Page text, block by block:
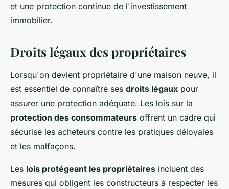
et une protection continue de l'investissement
immobilier.
Droits légaux des propriétaires
Lorsqu'on devient propriétaire d'une maison neuve, il
est essentiel de connaître ses droits légaux pour
assurer une protection adéquate. Les lois sur la
protection des consommateurs offrent un cadre qui
sécurise les acheteurs contre les pratiques déloyales
et les malfaçons.
Les lois protégeant les propriétaires incluent des
mesures qui obligent les constructeurs à respecter les